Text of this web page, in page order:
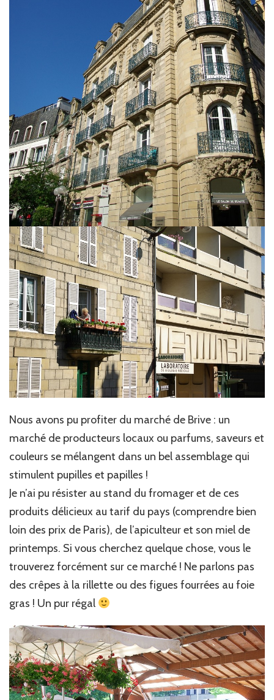
Nous avons pu profiter du marché de Brive : un
marché de producteurs locaux ou parfums, saveurs et
couleurs se mélangent dans un bel assemblage qui
stimulent pupilles et papilles !
Je n’ai pu résister au stand du fromager et de ces
produits délicieux au tarif du pays (comprendre bien
loin des prix de Paris), de l’apiculteur et son miel de
printemps. Si vous cherchez quelque chose, vous le
trouverez forcément sur ce marché ! Ne parlons pas
des crêpes à la rillette ou des figues fourrées au foie
gras ! Un pur régal